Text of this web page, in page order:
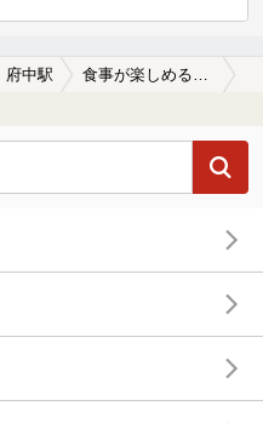
府中駅 食事が楽しめる府中駅近くの温泉、日帰り温泉、スーパー銭湯おすすめ